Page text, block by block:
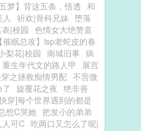
五梦】背这五条，悟透 和
人 祈欢|骨科兄妹 堕落
|校园 色情女大绝赞直
【催眠总攻】lsp老蛇皮的春
梨花|校园 南城旧事 病
重生年代文的路人甲
展宫
之拯救痴情男配 不啻微
旋覆花之夜 绝非善
穿]每个世界遇到的都是
想C哭她 把发小的弟弟
可C 吃两口又怎么了呢|